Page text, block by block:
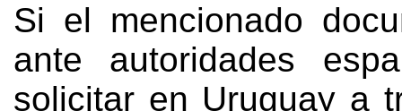
Si el mencionado
ante autoridades
solicitar en Uruguay a